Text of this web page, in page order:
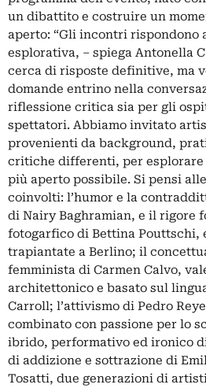
un dibattito e costruire un
aperto: “Gli incontri rispondono
esplorativa, – spiega Antonella
cerca di risposte definitive, ma
domande entrino nella
riflessione critica sia per gli
spettatori. Abbiamo invitato
provenienti da background,
critiche differenti, per esplorare
più aperto possibile. Si pensi
coinvolti: l’humor e la
di Nairy Baghramian, e il rigore
fotogarfico di Bettina Pouttschi,
trapiantate a Berlino; il
femminista di Carmen Calvo,
architettonico e basato sul
Carroll; l’attivismo di Pedro
combinato con passione per lo
ibrido, performativo ed ironico
di addizione e sottrazione di
Tosatti, due generazioni di